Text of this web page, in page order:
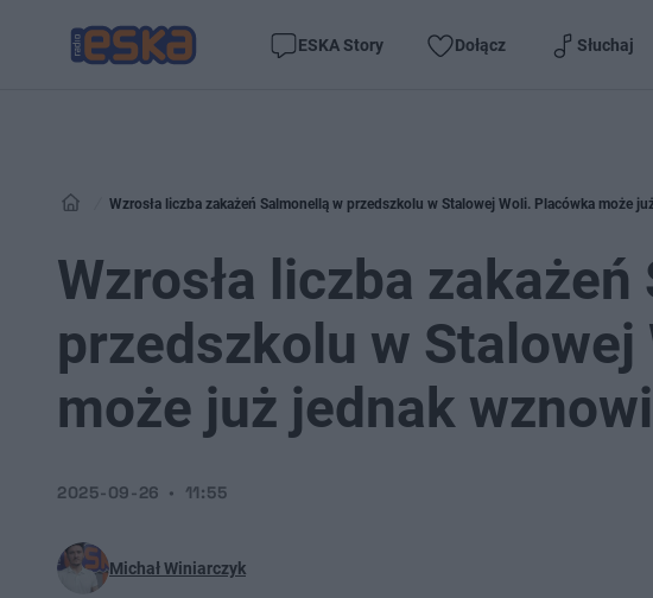
ESKA Story Dołącz Słuchaj
Wzrosła liczba zakażeń Salmonellą w przedszkolu w Stalowej Woli. Placówka może
Wzrosła liczba
przedszkolu w Stalowej
może już jednak
Michał Winiarczyk
2025-09-26 11:55